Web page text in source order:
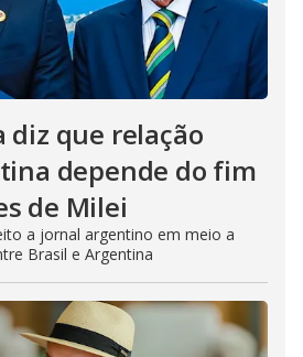
diz que relação
depende do fim
de Milei
a jornal argentino em meio a
Brasil e Argentina